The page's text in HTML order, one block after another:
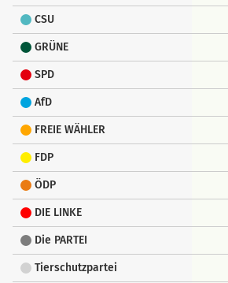
CSU
GRÜNE
SPD
AfD
FREIE WÄHLER
FDP
ÖDP
DIE LINKE
Die PARTEI
Tierschutzpartei